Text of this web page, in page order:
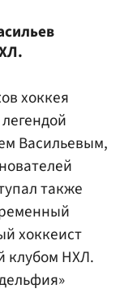
хоккея
Васильевым,
также
хоккеист
клубом НХЛ.